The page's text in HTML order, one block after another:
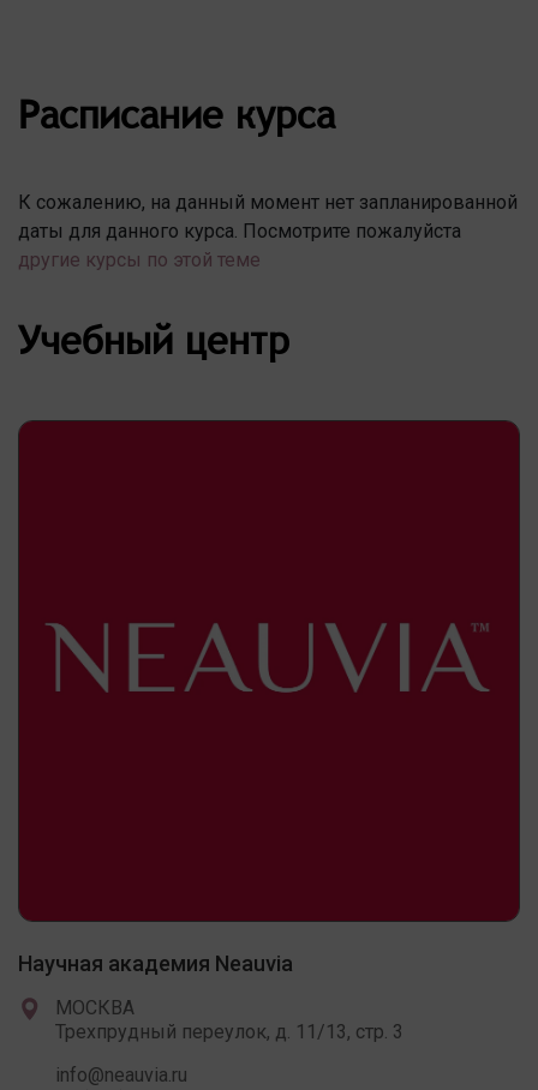
Расписание курса
К сожалению, на данный момент нет запланированной
даты для данного курса. Посмотрите пожалуйста
другие курсы по этой теме
Учебный центр
Научная академия Neauvia
МОСКВА
Трехпрудный переулок, д. 11/13, стр. 3
info@neauvia.ru